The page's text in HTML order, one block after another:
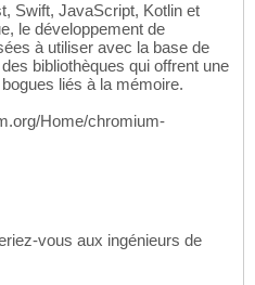
Swift, JavaScript, Kotlin et
le développement de
à utiliser avec la base de
bibliothèques qui offrent une
liés à la mémoire.
Home/chromium-
vous aux ingénieurs de